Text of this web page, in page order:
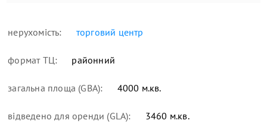
нерухомість: торговий центр
формат ТЦ: районний
загальна площа (GBA): 4000 м.кв.
відведено для оренди (GLA): 3460 м.кв.